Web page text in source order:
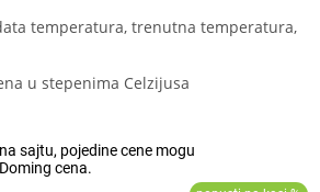
temperatura, trenutna temperatura,
u stepenima Celzijusa